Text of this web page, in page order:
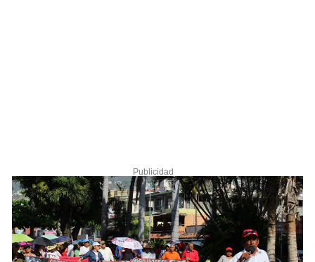
Publicidad